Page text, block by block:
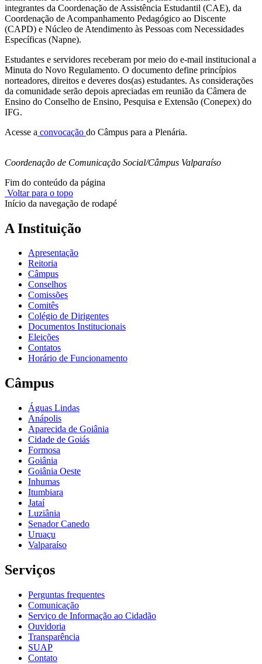
integrantes da Coordenação de Assistência Estudantil (CAE), da
Coordenação de Acompanhamento Pedagógico ao Discente
(CAPD) e Núcleo de Atendimento às Pessoas com Necessidades
Específicas (Napne).
Estudantes e servidores receberam por meio do e-mail institucional a
Minuta do Novo Regulamento. O documento define princípios
norteadores, direitos e deveres dos(as) estudantes. As considerações
da comunidade serão depois apreciadas em reunião da Câmera de
Ensino do Conselho de Ensino, Pesquisa e Extensão (Conepex) do
IFG.
Acesse a convocação do Câmpus para a Plenária.
Coordenação de Comunicação Social/Câmpus Valparaíso
Fim do conteúdo da página
Voltar para o topo
Início da navegação de rodapé
A Instituição
Apresentação
Reitoria
Câmpus
Conselhos
Comissões
Comitês
Colégio de Dirigentes
Documentos Institucionais
Eleições
Contatos
Horário de Funcionamento
Câmpus
Águas Lindas
Anápolis
Aparecida de Goiânia
Cidade de Goiás
Formosa
Goiânia
Goiânia Oeste
Inhumas
Itumbiara
Jataí
Luziânia
Senador Canedo
Uruaçu
Valparaíso
Serviços
Perguntas frequentes
Comunicação
Serviço de Informação ao Cidadão
Ouvidoria
Transparência
SUAP
Contato